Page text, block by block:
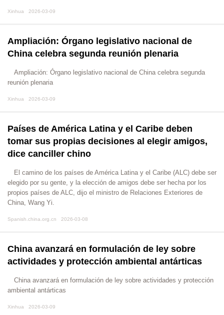
Xinhua 2026-03-09
Ampliación: Órgano legislativo nacional de
China celebra segunda reunión plenaria
Ampliación: Órgano legislativo nacional de China celebra segunda
reunión plenaria
Xinhua 2026-03-09
Países de América Latina y el Caribe deben
tomar sus propias decisiones al elegir amigos,
dice canciller chino
El camino de los países de América Latina y el Caribe (ALC) debe ser
elegido por su gente, y la elección de amigos debe ser hecha por los
propios países de ALC, dijo el ministro de Relaciones Exteriores de
China, Wang Yi.
Spanish.china.org.cn 2026-03-08
China avanzará en formulación de ley sobre
actividades y protección ambiental antárticas
China avanzará en formulación de ley sobre actividades y protección
ambiental antárticas
Xinhua 2026-03-09